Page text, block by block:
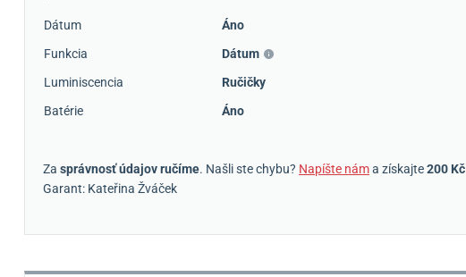
Dátum
Áno
Funkcia
Dátum
Luminiscencia
Ručičky
Batérie
Áno
Za správnosť údajov ručíme. Našli ste chybu? Napíšte náma získajte200 Kč
Garant: Kateřina Žváček